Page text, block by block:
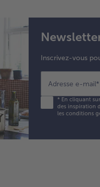
Inscrivez-vous
Adresse e-mail*
*En cliquant
des inspiration
les conditions